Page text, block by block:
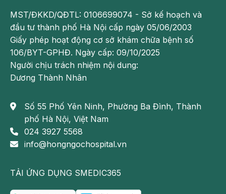
MST/ĐKKD/QĐTL: 0106699074 - Sở kế hoạch và
đầu tư thành phố Hà Nội cấp ngày 05/06/2003
Giấy phép hoạt động cơ sở khám chữa bệnh số
106/BYT-GPHĐ. Ngày cấp: 09/10/2025
Người chịu trách nhiệm nội dung:
Dương Thành Nhân
Số 55 Phố Yên Ninh, Phường Ba Đình, Thành
phố Hà Nội, Việt Nam
024 3927 5568
info@hongngochospital.vn
TẢI ỨNG DỤNG SMEDIC365